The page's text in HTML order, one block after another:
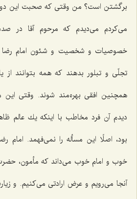
برگشتن است؟ من وقتی كه صحبت این دو
می‌كردم می‌دیدم كه مرحوم آقا در
خصوصیات و شخصیت و شئون امام رضا
تجلّی و تبلور بدهند كه همه بتوانند
همچنین افقی بهره‌مند شوند. وقتی این
دیدم آن فرد مخاطب با اینكه یك عالم
بود، اصلًا این مسأله را نمی‌فهمد. امام
خوب و امام خوب می‌داند كه مأمون،
آنجا می‌رویم و عرض ارادتی می‌كنیم. و